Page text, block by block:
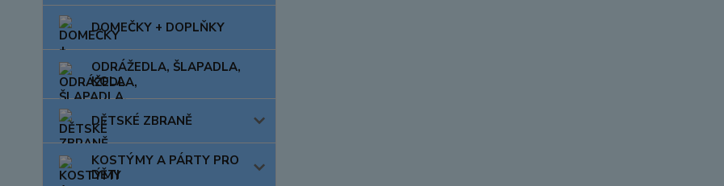
DOMEČKY + DOPLŇKY
ODRÁŽEDLA, ŠLAPADLA,
KOLA
DĚTSKÉ ZBRANĚ
KOSTÝMY A PÁRTY PRO
DĚTI